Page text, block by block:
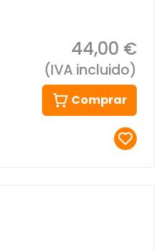
44,00 €
(IVA incluido)
Comprar